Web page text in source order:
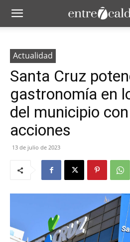
Actualidad
Santa Cruz
gastronomía en
del municipio
acciones
13 de julio de 2023